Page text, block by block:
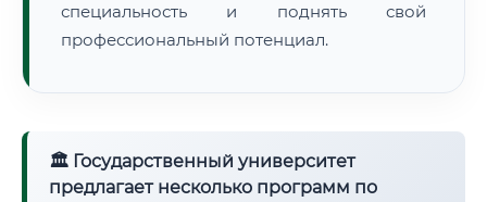
специальность и поднять свой
профессиональный потенциал.
🏛 Государственный университет
предлагает несколько программ по